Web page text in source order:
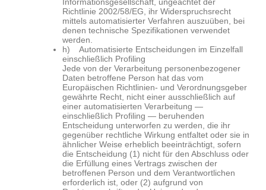
Richtlinie 2002/58/EG, ihr Widerspruchsrecht
mittels automatisierter Verfahren auszuüben, bei
denen technische Spezifikationen verwendet
werden.
h) Automatisierte Entscheidungen im Einzelfall
einschließlich Profiling
Jede von der Verarbeitung personenbezogener
Daten betroffene Person hat das vom
Europäischen Richtlinien- und Verordnungsgeber
gewährte Recht, nicht einer ausschließlich auf
einer automatisierten Verarbeitung —
einschließlich Profiling — beruhenden
Entscheidung unterworfen zu werden, die ihr
gegenüber rechtliche Wirkung entfaltet oder sie in
ähnlicher Weise erheblich beeinträchtigt, sofern
die Entscheidung (1) nicht für den Abschluss oder
die Erfüllung eines Vertrags zwischen der
betroffenen Person und dem Verantwortlichen
erforderlich ist, oder (2) aufgrund von